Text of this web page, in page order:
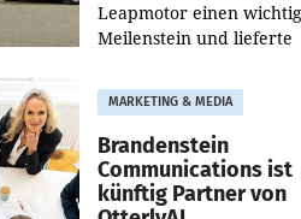
Leapmotor einen
Meilenstein und lieferte
aus, womit sich das
gegenüber Juli 2025
verdoppelte (+102
MARKETING & MEDIA
Brandenstein
Communications ist
künftig Partner von